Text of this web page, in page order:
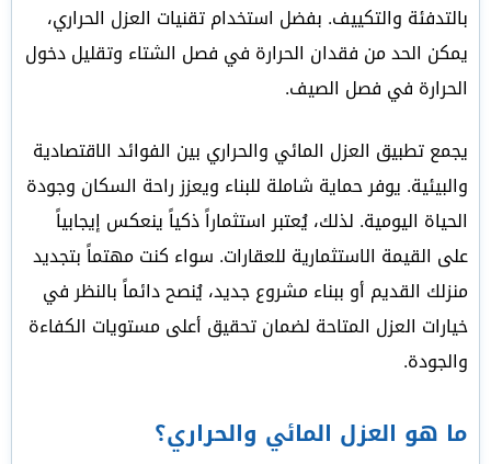
بالتدفئة والتكييف. بفضل استخدام تقنيات العزل الحراري،
يمكن الحد من فقدان الحرارة في فصل الشتاء وتقليل دخول
الحرارة في فصل الصيف.
يجمع تطبيق العزل المائي والحراري بين الفوائد الاقتصادية
والبيئية. يوفر حماية شاملة للبناء ويعزز راحة السكان وجودة
الحياة اليومية. لذلك، يُعتبر استثماراً ذكياً ينعكس إيجابياً
على القيمة الاستثمارية للعقارات. سواء كنت مهتماً بتجديد
منزلك القديم أو ببناء مشروع جديد، يُنصح دائماً بالنظر في
خيارات العزل المتاحة لضمان تحقيق أعلى مستويات الكفاءة
والجودة.
ما هو العزل المائي والحراري؟